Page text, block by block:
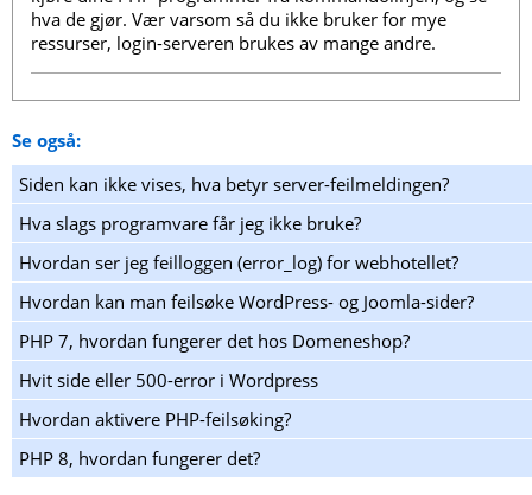
hva de gjør. Vær varsom så du ikke bruker for mye
ressurser, login-serveren brukes av mange andre.
Se også:
Siden kan ikke vises, hva betyr server-feilmeldingen?
Hva slags programvare får jeg ikke bruke?
Hvordan ser jeg feilloggen (error_log) for webhotellet?
Hvordan kan man feilsøke WordPress- og Joomla-sider?
PHP 7, hvordan fungerer det hos Domeneshop?
Hvit side eller 500-error i Wordpress
Hvordan aktivere PHP-feilsøking?
PHP 8, hvordan fungerer det?